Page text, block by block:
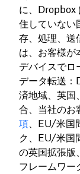
に、Dropbox
住していない
存、処理、送
は、お客様が
デバイスでロ
データ転送：
済地域、英国
合、当社のお
項、EU/米国
ク、EU/米国
の英国拡張版
フレームワー